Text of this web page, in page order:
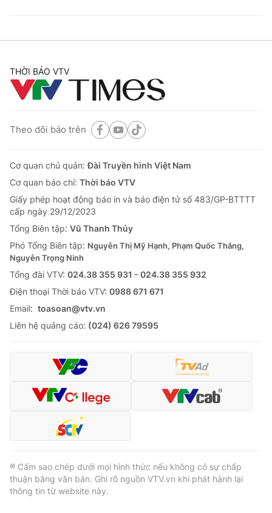
THỜI BÁO VTV
Theo dõi báo trên
Cơ quan chủ quản:Đài Truyền hình Việt Nam
Cơ quan báo chí: Thời báo VTV
Giấy phép hoạt động báo in và báo điện tử số 483/GP-BTTTT
cấp ngày 29/12/2023
Tổng Biên tập: Vũ Thanh Thủy
Phó Tổng Biên tập: Nguyễn Thị Mỹ Hạnh, Phạm Quốc Thắng,
Nguyễn Trọng Ninh
Tổng đài VTV: 024.38 355 931 - 024.38 355 932
Ðiện thoại Thời báo VTV: 0988 671 671
Email: toasoan@vtv.vn
Liên hệ quảng cáo: (024) 626 79595
® Cấm sao chép dưới mọi hình thức nếu không có sự chấp
thuận bằng văn bản. Ghi rõ nguồn VTV.vn khi phát hành lại
thông tin từ website này.